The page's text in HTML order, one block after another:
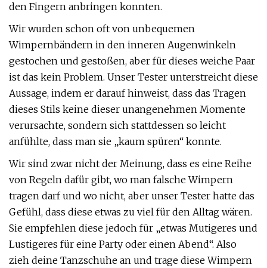
den Fingern anbringen konnten.
Wir wurden schon oft von unbequemen
Wimpernbändern in den inneren Augenwinkeln
gestochen und gestoßen, aber für dieses weiche Paar
ist das kein Problem. Unser Tester unterstreicht diese
Aussage, indem er darauf hinweist, dass das Tragen
dieses Stils keine dieser unangenehmen Momente
verursachte, sondern sich stattdessen so leicht
anfühlte, dass man sie „kaum spüren“ konnte.
Wir sind zwar nicht der Meinung, dass es eine Reihe
von Regeln dafür gibt, wo man falsche Wimpern
tragen darf und wo nicht, aber unser Tester hatte das
Gefühl, dass diese etwas zu viel für den Alltag wären.
Sie empfehlen diese jedoch für „etwas Mutigeres und
Lustigeres für eine Party oder einen Abend“. Also
zieh deine Tanzschuhe an und trage diese Wimpern